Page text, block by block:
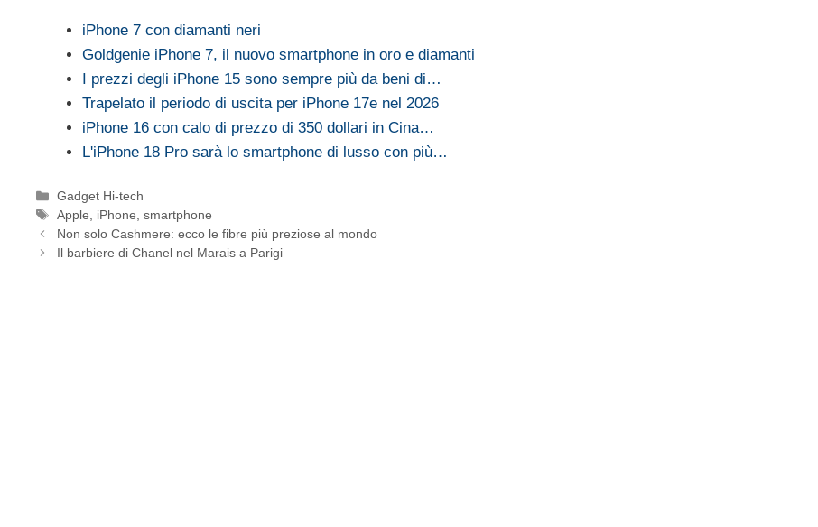
iPhone 7 con diamanti neri
Goldgenie iPhone 7, il nuovo smartphone in oro e diamanti
I prezzi degli iPhone 15 sono sempre più da beni di…
Trapelato il periodo di uscita per iPhone 17e nel 2026
iPhone 16 con calo di prezzo di 350 dollari in Cina…
L'iPhone 18 Pro sarà lo smartphone di lusso con più…
Categorie
Gadget Hi-tech
Tag
Apple, iPhone,smartphone
Non solo Cashmere: ecco le fibre più preziose al mondo
Il barbiere di Chanel nel Marais a Parigi